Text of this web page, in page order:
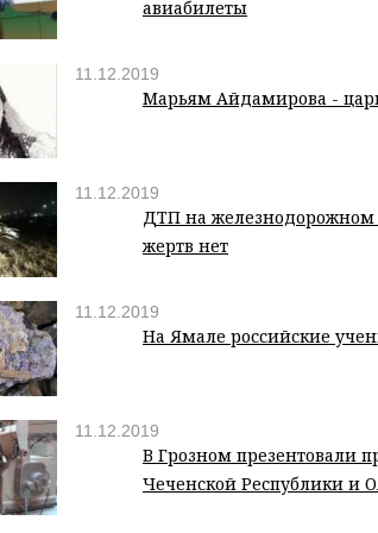
авиабилеты
11.12.2019
Марьям Айдамирова -
11.12.2019
ДТП на железнодорожном
жертв нет
11.12.2019
На Ямале российские
11.12.2019
В Грозном презентовали
Чеченской Республики и